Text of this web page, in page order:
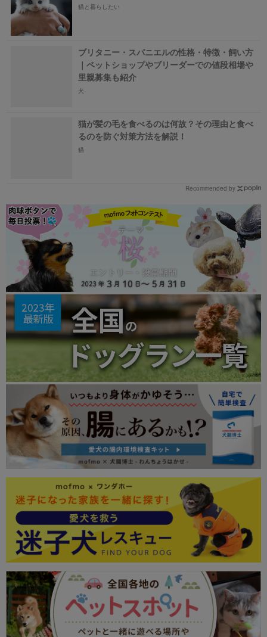
猫と暮らしたい
ブリタニー・スパニエルの性格・特徴・飼い方
｜ペットショップやブリーダーでの値段相場や
里親募集も紹介
犬
猫が髪の毛を食べるのは何故？その理由と食べ
るのを防ぐ対策方法を解説！
猫
Recommended by